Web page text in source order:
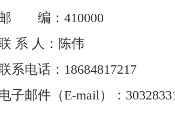
编：410000
系 人：陈伟
系电话：18684817217
子邮件（E-mail）：